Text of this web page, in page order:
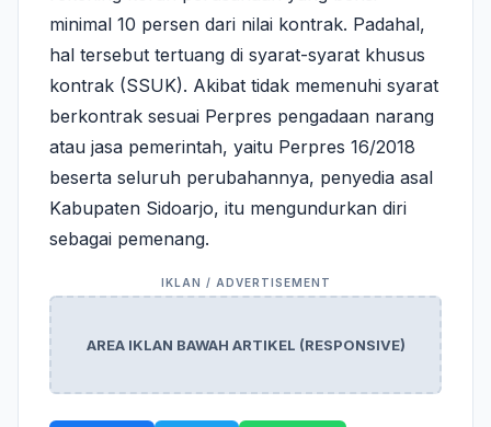
minimal 10 persen dari nilai kontrak. Padahal,
hal tersebut tertuang di syarat-syarat khusus
kontrak (SSUK). Akibat tidak memenuhi syarat
berkontrak sesuai Perpres pengadaan narang
atau jasa pemerintah, yaitu Perpres 16/2018
beserta seluruh perubahannya, penyedia asal
Kabupaten Sidoarjo, itu mengundurkan diri
sebagai pemenang.
AREA IKLAN BAWAH ARTIKEL (RESPONSIVE)